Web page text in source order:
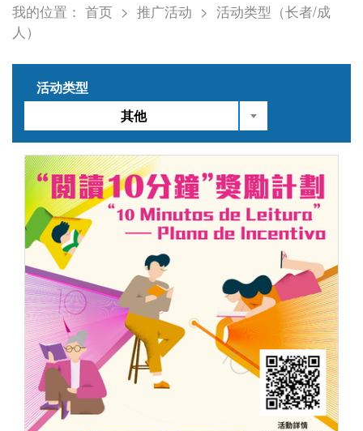
我的位置： 首页 > 推广活动 > 活动类型（长者/成
人）
活动类型
其他